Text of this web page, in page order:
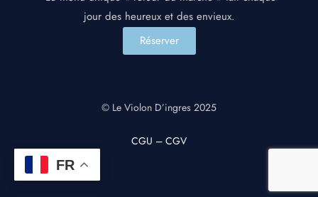
jour des heureux et des envieux.
Réserver
© Le Violon D’ingres 2025
CGU – CGV
FR